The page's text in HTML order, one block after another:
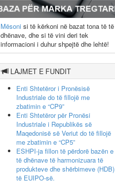
Mësoni si të kërkoni në bazat tona të të
dhënave, dhe si të vini deri tek
informacioni i duhur shpejtë dhe lehtë!
LAJMET E FUNDIT
Enti Shtetëror i Pronësisë
Industriale do të fillojë me
zbatimin e “CP9”
Enti Shtetëror për Pronësi
Industriale i Republikës së
Maqedonisë së Veriut do të fillojë
me zbatimin e “CP5”
ESHPI-ja fillon të përdorë bazën e
të dhënave të harmonizuara të
produkteve dhe shërbimeve (HDB)
të EUIPO-së.